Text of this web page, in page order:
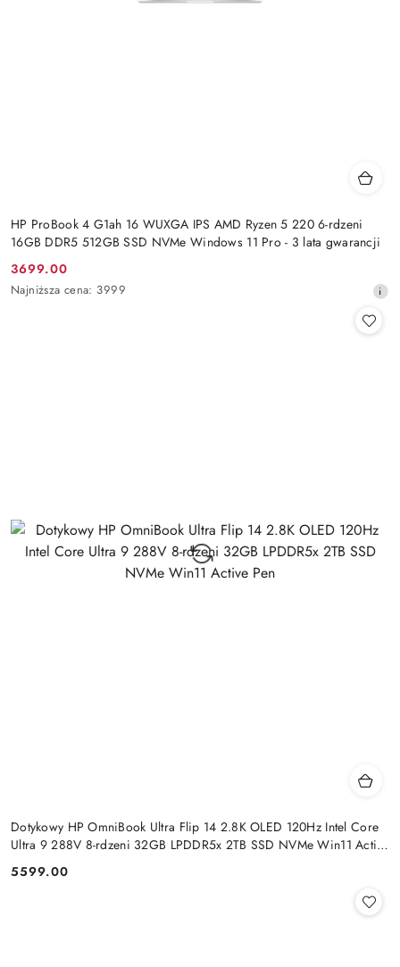
HP ProBook 4 G1ah 16 WUXGA IPS AMD Ryzen 5 220 6-rdzeni
16GB DDR5 512GB SSD NVMe Windows 11 Pro - 3 lata gwarancji
Cena
promocyjna:
3699.00
Najniższa
Najniższa cena: 3999
Dotykowy HP OmniBook Ultra Flip 14 2.8K OLED 120Hz Intel Core
Ultra 9 288V 8-rdzeni 32GB LPDDR5x 2TB SSD NVMe Win11 Active
Cena:
5599.00